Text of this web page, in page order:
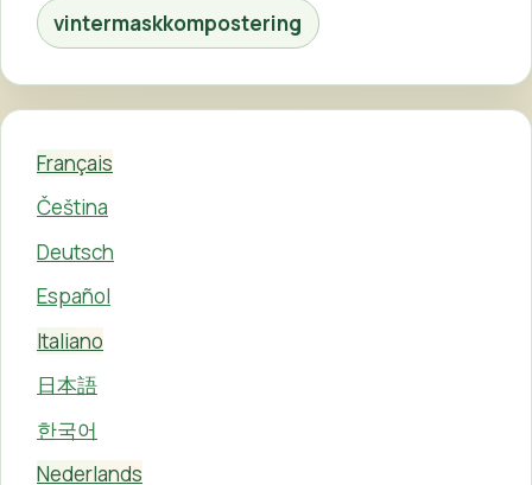
vintermaskkompostering
Français
Čeština
Deutsch
Español
Italiano
日本語
한국어
Nederlands